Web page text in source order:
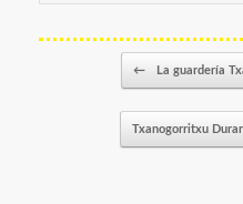
← La guardería
Txanogorritxu